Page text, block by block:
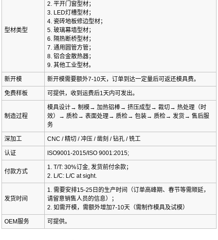
型材类型
2. 平开门窗型材；
3. LED灯槽型材；
4. 瓷砖地板修边型材；
5. 玻璃幕墙型材；
6. 隔热断桥型材；
7. 通用圆管方管；
8. 铝合金散热器；
9. 其他工业型材。
新开模 新开模需要额外7-10天，订单到达一定量后可返还模具费。
免费样板 可提供，收到运费后1天内可发出。
制造过程
模具设计→ 制模→ 加热铝棒→ 挤压成型→ 裁切→ 热处理（时
效）→ 质检→ 表面处理→ 质检→ 包装→ 质检→ 发货→ 售后服
务
深加工 CNC / 精切 / 冲压 / 凿刻 / 钻孔 / 铣工
认证 ISO9001-2015/ISO 9001:2015;
付款方式
1. T/T: 30%订金, 发货前付余款；
2. L/C: L/C at sight.
发货时间
1. 需要安排15-25日的生产时间（订单高峰期、春节等需顺延，
请留意销售人员的信息）；
2. 如需开模，需额外增加7-10天（需制作模具及试模）
OEM服务 可提供。